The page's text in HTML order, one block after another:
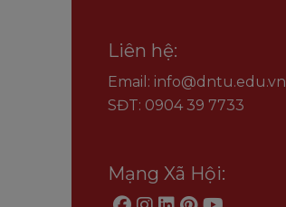
Liên hệ:
Email: info@dntu.edu.vn
SĐT: 0904 39 7733
Mạng Xã Hội: